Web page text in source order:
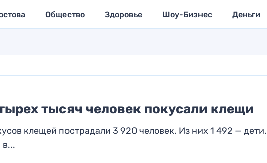
Общество Здоровье Шоу-Бизнес Деньги
тысяч человек покусали клещи
клещей пострадали 3 920 человек. Из них 1 492 — дети.